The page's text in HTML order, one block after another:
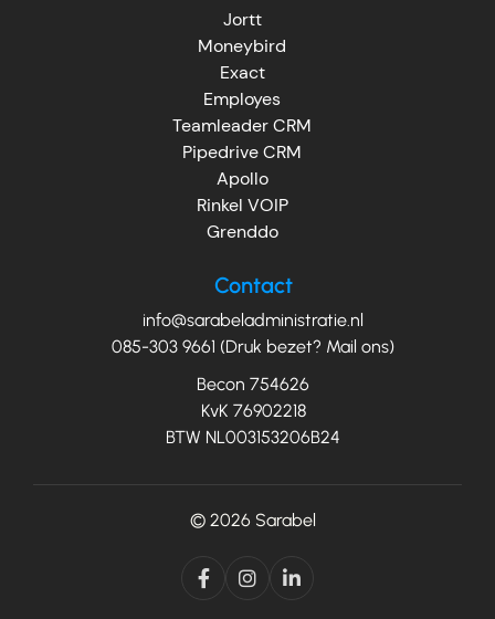
Jortt
Moneybird
Exact
Employes
Teamleader CRM
Pipedrive CRM
Apollo
Rinkel VOIP
Grenddo
Contact
info@sarabeladministratie.nl
085-303 9661 (Druk bezet? Mail ons)
Becon 754626
KvK 76902218
BTW NL003153206B24
© 2026 Sarabel
  